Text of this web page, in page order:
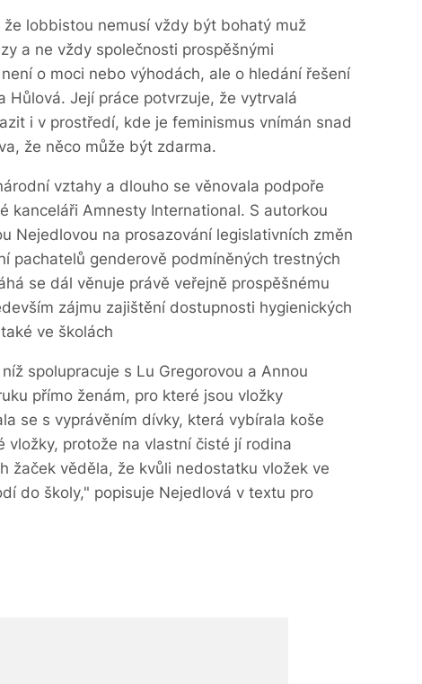
že lobbistou nemusí vždy být bohatý muž
a ne vždy společnosti prospěšnými
o moci nebo výhodách, ale o hledání řešení
Hůlová. Její práce potvrzuje, že vytrvalá
i v prostředí, kde je feminismus vnímán snad
že něco může být zdarma.
vztahy a dlouho se věnovala podpoře
kanceláři Amnesty International. S autorkou
Nejedlovou na prosazování legislativních změn
pachatelů genderově podmíněných trestných
se dál věnuje právě veřejně prospěšnému
zájmu zajištění dostupnosti hygienických
ve školách
níž spolupracuje s Lu Gregorovou a Annou
přímo ženám, pro které jsou vložky
se s vyprávěním dívky, která vybírala koše
vložky, protože na vlastní čisté jí rodina
žaček věděla, že kvůli nedostatku vložek ve
do školy," popisuje Nejedlová v textu pro